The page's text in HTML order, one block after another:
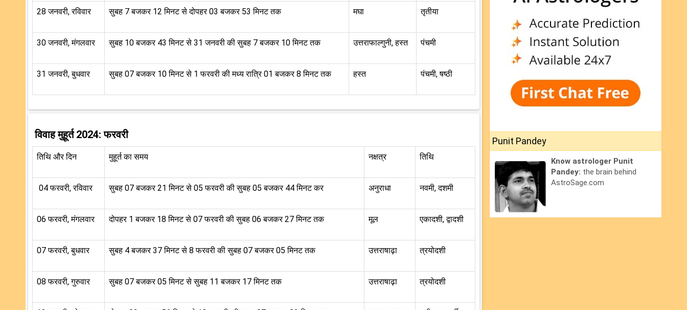
28 जनवरी, रविवार सुबह 7 बजकर 12 मिनट से दोपहर 03 बजकर 53 मिनट तक मघा तृतीया
30 जनवरी, मंगलवार सुबह 10 बजकर 43 मिनट से 31 जनवरी की सुबह 7 बजकर 10 मिनट तक उत्तराफाल्गुनी, हस्त पंचमी
31 जनवरी, बुधवार सुबह 07 बजकर 10 मिनट से 1 फरवरी की मध्य रात्रि 01 बजकर 8 मिनट तक हस्त पंचमी, षष्ठी
विवाह मुहूर्त 2024: फरवरी
तिथि और दिन मुहूर्त का समय नक्षत्र तिथि
04 फरवरी, रविवार सुबह 07 बजकर 21 मिनट से 05 फरवरी की सुबह 05 बजकर 44 मिनट कर अनुराधा नवमी, दशमी
06 फरवरी, मंगलवार दोपहर 1 बजकर 18 मिनट से 07 फरवरी की सुबह 06 बजकर 27 मिनट तक मूल एकादशी, द्वादशी
07 फरवरी, बुधवार सुबह 4 बजकर 37 मिनट से 8 फरवरी की सुबह 07 बजकर 05 मिनट तक उत्तराषाढ़ा त्रयोदशी
08 फरवरी, गुरुवार सुबह 07 बजकर 05 मिनट से सुबह 11 बजकर 17 मिनट तक उत्तराषाढ़ा त्रयोदशी
Punit Pandey
Know astrologer Punit
Pandey: the brain behind
AstroSage.com